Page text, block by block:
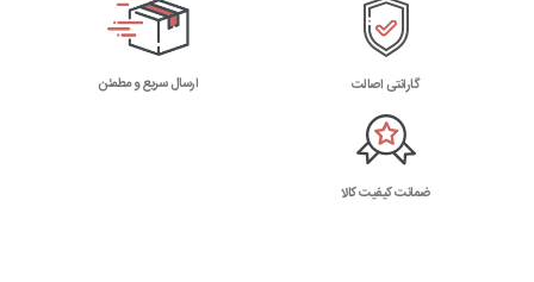
گارانتی اصالت ارسال سریع و مطمئن
ضمانت کیفیت کالا